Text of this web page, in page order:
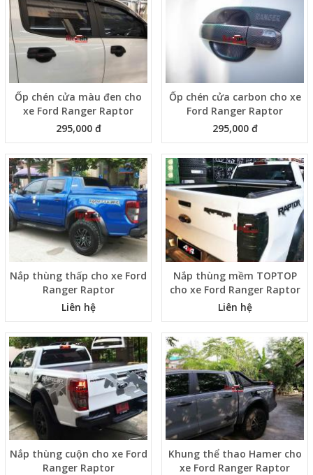
Ốp chén cửa màu đen cho
xe Ford Ranger Raptor
295,000 đ
Ốp chén cửa carbon cho xe
Ford Ranger Raptor
295,000 đ
Nắp thùng thấp cho xe Ford
Ranger Raptor
Liên hệ
Nắp thùng mềm TOPTOP
cho xe Ford Ranger Raptor
Liên hệ
Nắp thùng cuộn cho xe Ford
Ranger Raptor
Khung thể thao Hamer cho
xe Ford Ranger Raptor